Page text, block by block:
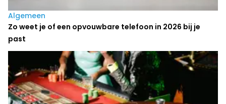
Algemeen
Zo weet je of een opvouwbare telefoon in 2026 bij je
past